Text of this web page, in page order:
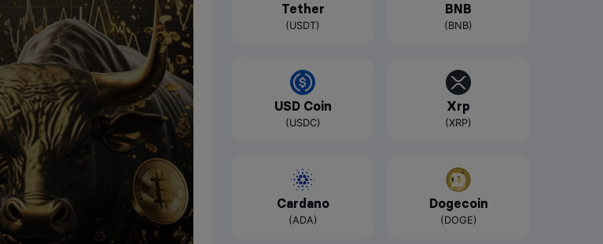
Tether
(USDT)
BNB
(BNB)
USD Coin
(USDC)
Xrp
(XRP)
Cardano
(ADA)
Dogecoin
(DOGE)